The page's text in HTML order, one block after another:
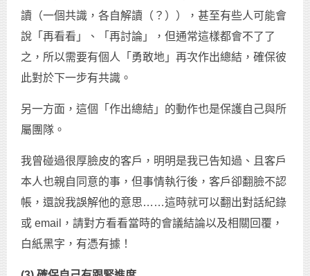
讀（一個共識，各自解讀（？）），甚至有些人可能會
說「再看看」、「再討論」，但通常這樣都會不了了
之，所以需要有個人「勇敢地」再次作出總結，確保彼
此對於下一步有共識。
另一方面，這個「作出總結」的動作也是保護自己與所
屬團隊。
我曾碰過很厚臉皮的客戶，明明是我已告知過、且客戶
本人也親自同意的事，但事情執行後，客戶卻翻臉不認
帳，還說我誤解他的意思……這時就可以翻出對話紀錄
或 email，請對方看看當時的會議結論以及相關回覆，
白紙黑字，有憑有據！